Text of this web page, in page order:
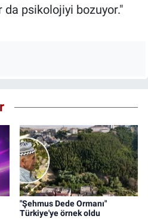
psikolojiyi bozuyor."
"Şehmus Dede Ormanı"
Türkiye'ye örnek oldu